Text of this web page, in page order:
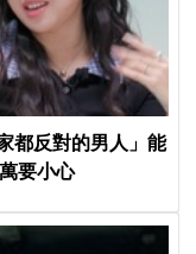
都反對的男人」能
要小心